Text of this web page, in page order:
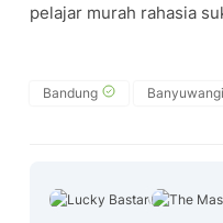
pelajar murah rahasia
Bandung Banyuwangi